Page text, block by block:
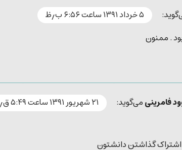
۵ خرداد ۱۳۹۱ ساعت ۶:۵۶ ب٫ظ
. ممنون
فامرینیمی‌گوید:
۲۱ شهریور ۱۳۹۱ ساعت ۵:۴۹ ق٫ظ
اشتراک گذاشتن دانشتون